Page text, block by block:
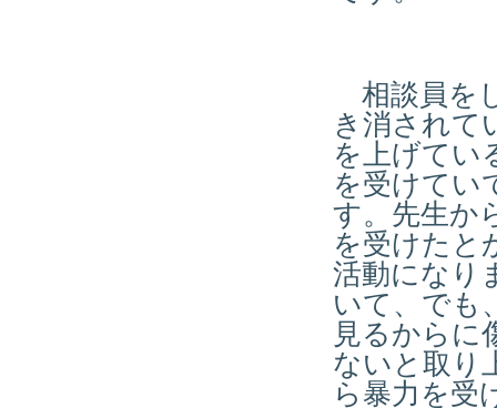
相談員を
き消されて
を上げてい
を受けてい
す。先生か
を受けたと
活動になり
いて、でも
見るからに
ないと取り
ら暴力を受